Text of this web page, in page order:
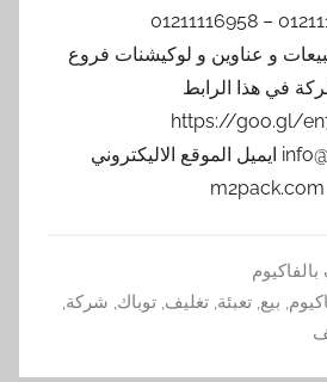
و عناوين و لوكيشنات فروع
في هذا الرابط
https://goo.gl/
info@m2pack.com ايميل الموقع الاليكتروني
m2pack.com
, بيع,تعبئة,تغليف,توباك, شركة,